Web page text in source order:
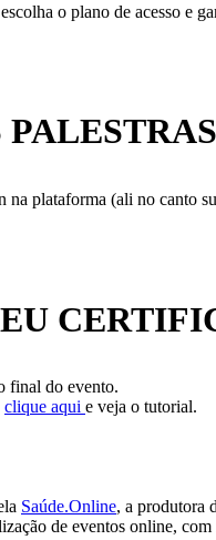
o plano de acesso e
na plataforma (ali no
final do evento.
clique aqui e veja o tutorial.
Saúde.Online, a produtora
de eventos online,